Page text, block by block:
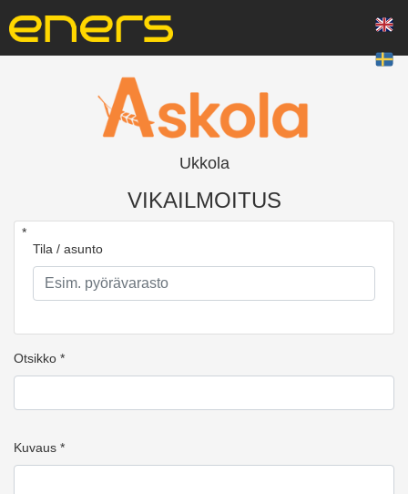
Ukkola
VIKAILMOITUS
*
Tila / asunto
Otsikko *
Kuvaus *